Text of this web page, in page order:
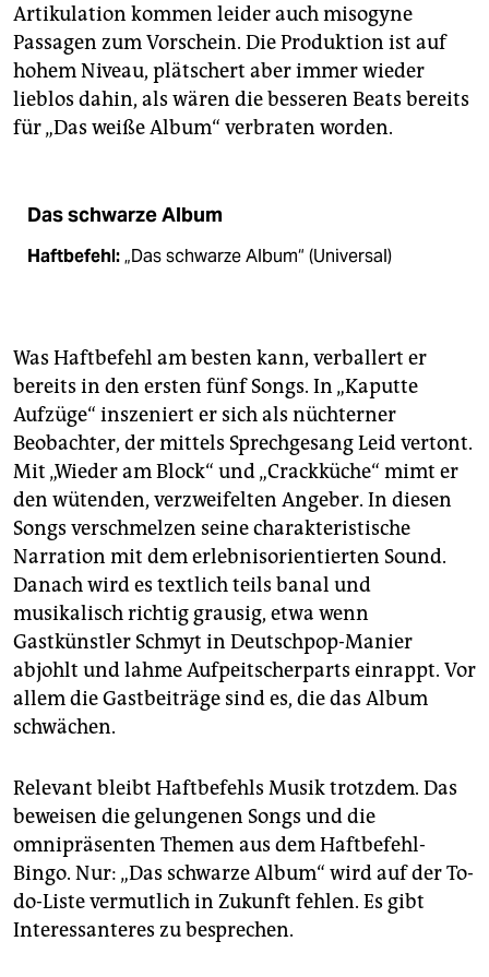
Artikulation kommen leider auch misogyne
Passagen zum Vorschein. Die Produktion ist auf
hohem Niveau, plätschert aber immer wieder
lieblos dahin, als wären die besseren Beats bereits
für „Das weiße Album“ verbraten worden.
Das schwarze Album
Haftbefehl:„Das schwarze Album“ (Universal)
Was Haftbefehl am besten kann, verballert er
bereits in den ersten fünf Songs. In „Kaputte
Aufzüge“ inszeniert er sich als nüchterner
Beobachter, der mittels Sprechgesang Leid vertont.
Mit „Wieder am Block“ und „Crackküche“ mimt er
den wütenden, verzweifelten Angeber. In diesen
Songs verschmelzen seine charakteristische
Narration mit dem erlebnisorientierten Sound.
Danach wird es textlich teils banal und
musikalisch richtig grausig, etwa wenn
Gastkünstler Schmyt in Deutschpop-Manier
abjohlt und lahme Aufpeitscherparts einrappt. Vor
allem die Gastbeiträge sind es, die das Album
schwächen.
Relevant bleibt Haftbefehls Musik trotzdem. Das
beweisen die gelungenen Songs und die
omnipräsenten Themen aus dem Haftbefehl-
Bingo. Nur: „Das schwarze Album“ wird auf der To-
do-Liste vermutlich in Zukunft fehlen. Es gibt
Interessanteres zu besprechen.